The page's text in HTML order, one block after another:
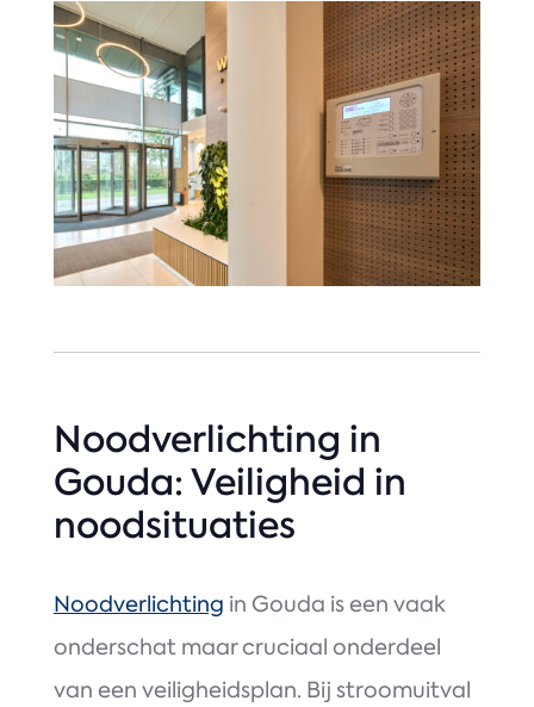
Noodverlichting in
Gouda: Veiligheid in
noodsituaties
Noodverlichting in Gouda is een vaak
onderschat maar cruciaal onderdeel
van een veiligheidsplan. Bij stroomuitval